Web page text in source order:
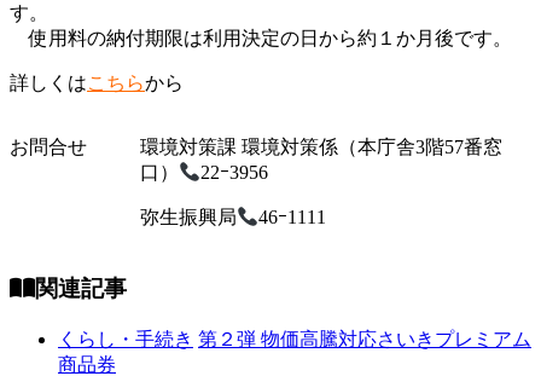
す。
使用料の納付期限は利用決定の日から約１か月後です。
詳しくはこちらから
お問合せ
環境対策課 環境対策係（本庁舎3階57番窓
口）
22ｰ3956
弥生振興局 46ｰ1111
関連記事
くらし・手続き 第２弾 物価高騰対応さいきプレミアム
商品券